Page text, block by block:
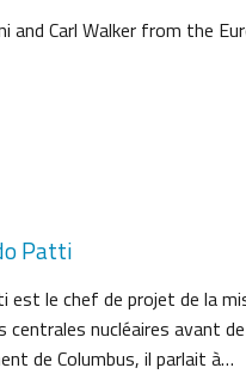
Carl Walker from the
Patti
le chef de projet de la
centrales nucléaires avant
de Columbus, il parlait à…